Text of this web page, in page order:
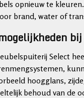
opnieuw te
brand, water of
Select
hoogglans,
behoud van de